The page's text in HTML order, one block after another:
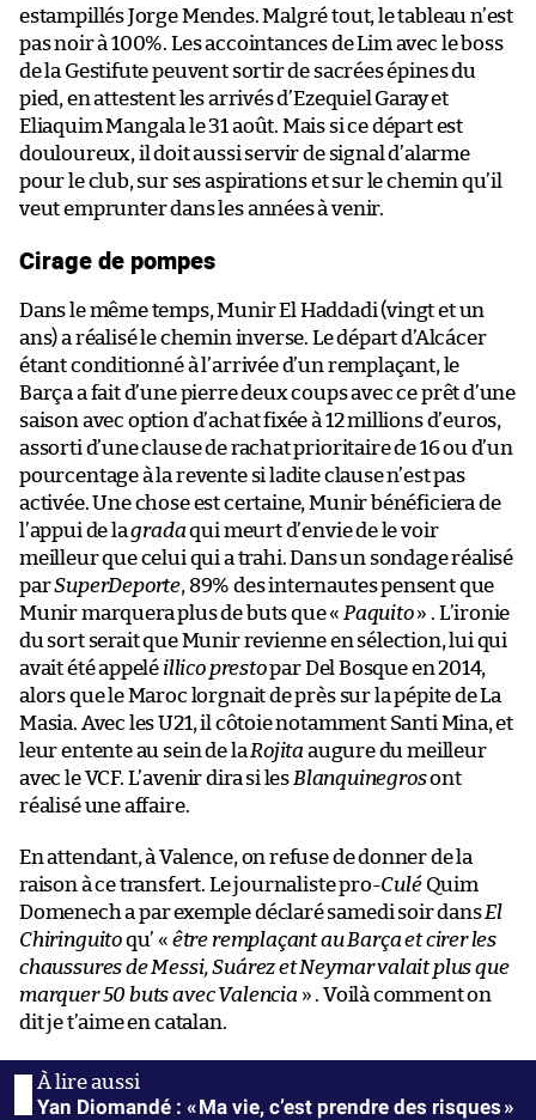
estampillés Jorge Mendes. Malgré tout, le tableau n’est
pas noir à 100%. Les accointances de Lim avec le boss
de la Gestifute peuvent sortir de sacrées épines du
pied, en attestent les arrivés d’Ezequiel Garay et
Eliaquim Mangala le 31 août. Mais si ce départ est
douloureux, il doit aussi servir de signal d’alarme
pour le club, sur ses aspirations et sur le chemin qu’il
veut emprunter dans les années à venir.
Cirage de pompes
Dans le même temps, Munir El Haddadi (vingt et un
ans) a réalisé le chemin inverse. Le départ d’Alcácer
étant conditionné à l’arrivée d’un remplaçant, le
Barça a fait d’une pierre deux coups avec ce prêt d’une
saison avec option d’achat fixée à 12 millions d’euros,
assorti d’une clause de rachat prioritaire de 16 ou d’un
pourcentage à la revente si ladite clause n’est pas
activée. Une chose est certaine, Munir bénéficiera de
l’appui de lagradaqui meurt d’envie de le voir
meilleur que celui qui a trahi. Dans un sondage réalisé
parSuperDeporte, 89% des internautes pensent que
Munir marquera plus de buts que « Paquito» . L’ironie
du sort serait que Munir revienne en sélection, lui qui
avait été appelé illico prestopar Del Bosque en 2014,
alors que le Maroc lorgnait de près sur la pépite de La
Masia. Avec les U21, il côtoie notamment Santi Mina, et
leur entente au sein de la Rojita augure du meilleur
avec le VCF. L’avenir dira si les Blanquinegrosont
réalisé une affaire.
En attendant, à Valence, on refuse de donner de la
raison à ce transfert. Le journaliste pro-CuléQuim
Domenech a par exemple déclaré samedi soir dansEl
Chiringuitoqu’ « être remplaçant au Barça et cirer les
chaussures de Messi, Suárez et Neymar valait plus que
marquer 50 buts avec Valencia » . Voilà comment on
dit je t’aime en catalan.
Yan Diomandé : « Ma vie, c’est prendre des risques »